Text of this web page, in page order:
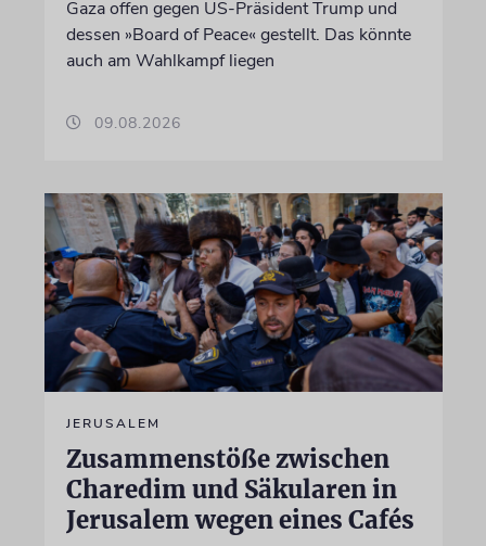
Gaza offen gegen US-Präsident Trump und
dessen »Board of Peace« gestellt. Das könnte
auch am Wahlkampf liegen
09.08.2026
JERUSALEM
Zusammenstöße zwischen
Charedim und Säkularen in
Jerusalem wegen eines Cafés